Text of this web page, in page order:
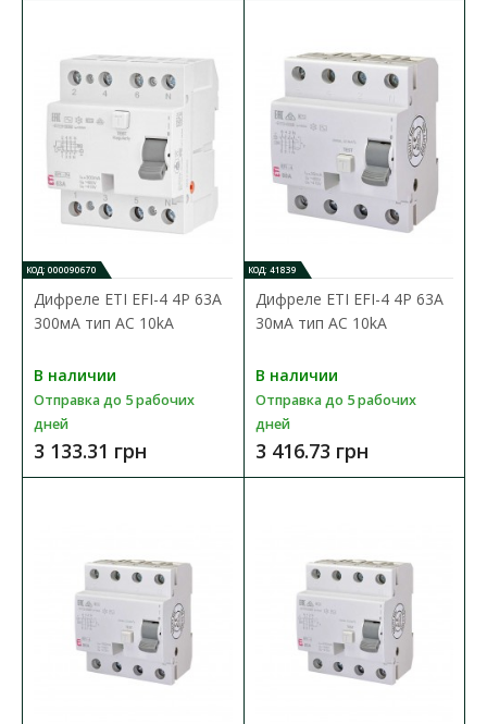
Отправка до 5 рабочих дней
Дифференцированные реле УЗО (УЗО) ETI серии EFI
применяются в целях защиты от поражения электрически..
4 928.27 грн
В сравнения
В закладки
КОД: 000090670
Дифреле ЕТІ EFI-4 4P 63А
300мА тип AC 10kA
В наличии
Отправка до 5 рабочих
дней
3 133.31 грн
КОД: 41839
Дифреле ЕТІ EFI-4 4P 63А
30мА тип AC 10kA
В наличии
Отправка до 5 рабочих
дней
3 416.73 грн